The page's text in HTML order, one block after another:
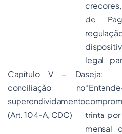
Capítulo V – Da
conciliação no
superendividamento
(Art. 104-A, CDC)
de
legal
seja:
trinta
mensal